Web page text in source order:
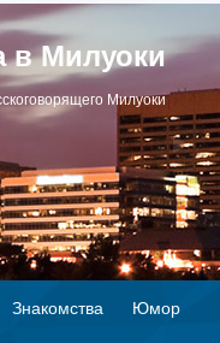
в Милуоки
Милуоки
▶
Знакомства Юмор